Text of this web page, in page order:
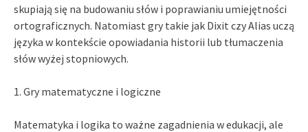
skupiają się na budowaniu słów i poprawianiu umiejętności
ortograficznych. Natomiast gry takie jak Dixit czy Alias uczą
języka w kontekście opowiadania historii lub tłumaczenia
słów wyżej stopniowych.
1. Gry matematyczne i logiczne
Matematyka i logika to ważne zagadnienia w edukacji, ale